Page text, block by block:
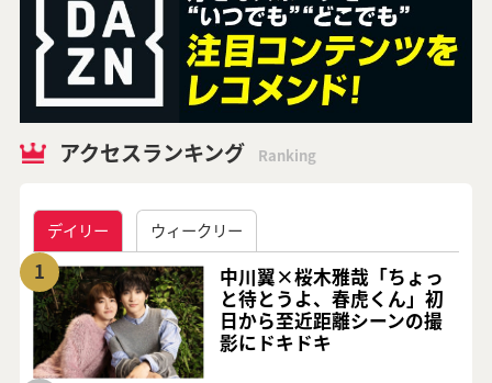
アクセスランキング Ranking
デイリー ウィークリー
1
中川翼×桜木雅哉「ちょっ
と待とうよ、春虎くん」初
日から至近距離シーンの撮
影にドキドキ